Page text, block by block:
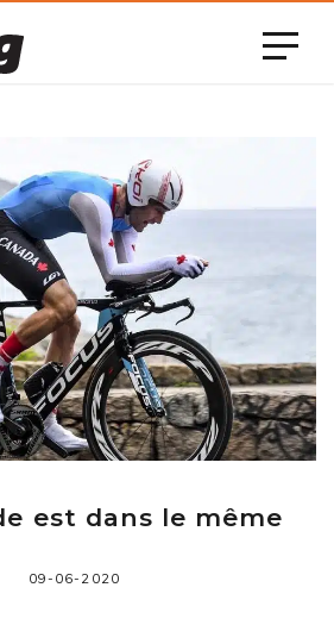
est dans le même
09-06-2020